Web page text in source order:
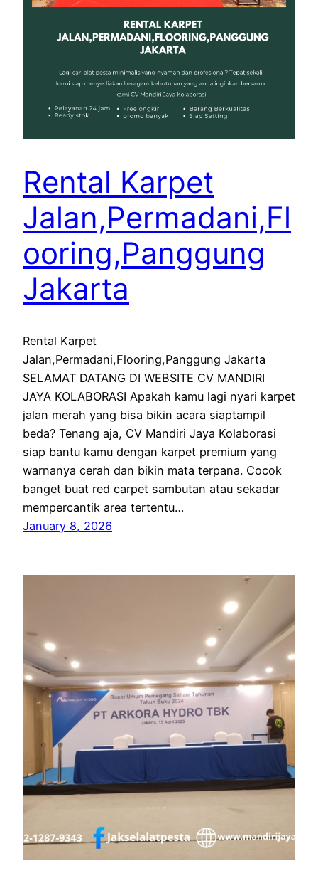
Rental Karpet
Jalan,Permadani,Fl
ooring,Panggung
Jakarta
Rental Karpet
Jalan,Permadani,Flooring,Panggung Jakarta
SELAMAT DATANG DI WEBSITE CV MANDIRI
JAYA KOLABORASI Apakah kamu lagi nyari karpet
jalan merah yang bisa bikin acara siaptampil
beda? Tenang aja, CV Mandiri Jaya Kolaborasi
siap bantu kamu dengan karpet premium yang
warnanya cerah dan bikin mata terpana. Cocok
banget buat red carpet sambutan atau sekadar
mempercantik area tertentu…
January 8, 2026